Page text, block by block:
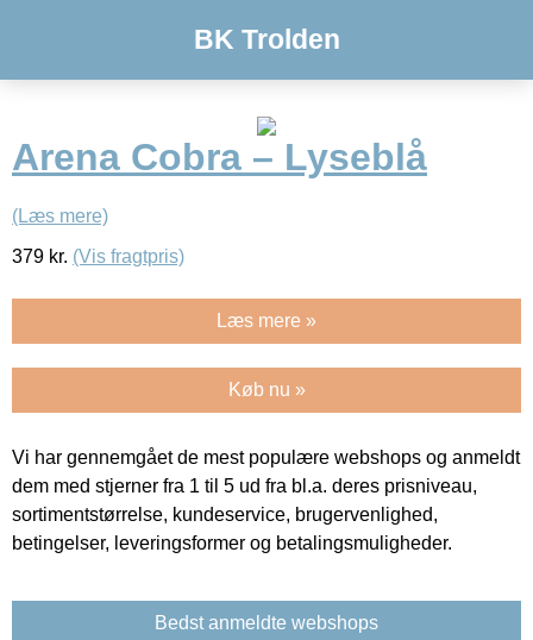
BK Trolden
Arena Cobra – Lyseblå
(Læs mere)
379 kr. (Vis fragtpris)
Læs mere »
Køb nu »
Vi har gennemgået de mest populære webshops og anmeldt
dem med stjerner fra 1 til 5 ud fra bl.a. deres prisniveau,
sortimentstørrelse, kundeservice, brugervenlighed,
betingelser, leveringsformer og betalingsmuligheder.
Bedst anmeldte webshops